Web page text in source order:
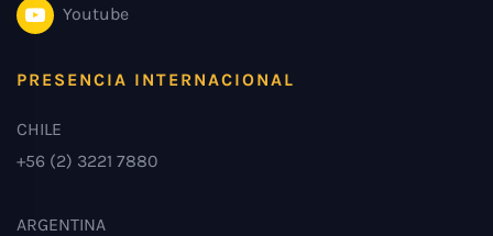
Youtube
PRESENCIA INTERNACIONAL
CHILE
+56 (2) 3221 7880
ARGENTINA